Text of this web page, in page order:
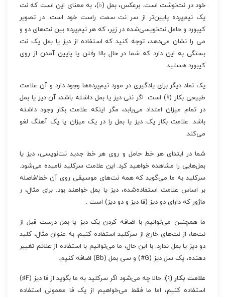
خود در نت‌نوشت است. برعکس، بمل (♭)، به معنای این است که نت
یک نیم‌پرده پایین‌تر از سر نت سمت راست خود است. در تصویر
کیبورد و حامل نت‌نویسی‌شده در زیر، که هر نیم‌پرده بین نت‌های دو و
می را نشان می‌دهد، توجه کنید که استفاده از دیز یا بمل یک نت
بستگی به این دارد که شما در حال بالا رفتن یا پایین آمدن از روی
کیبورد هستید.
یک نماد دیگر برای یادگیری در مورد نیم‌پرده‌ها وجود دارد و آن علامت
طبیعی بکار (♮) است. اگر نتی دیز یا بمل داشته باشد، آن دیز یا بمل
در تمام میزان امتداد می‌یابد، مگر اینکه علامت بکار وجود داشته
باشد. علامت بکار یک دیز یا بمل را در یک میزان یا یک آهنگ لغو
می‌کند.
شما در ابتدای هر خط حامل و روی هر خط جدید نت‌نویسی، دیز یا
بمل‌هایی را مشاهده خواهید کرد. این علامت سرکلید نامیده می‌شود.
سرکلید به ما می‌گوید که همه نت‌های موسیقی روی آن خط/فاصله
بر اساس علامت استفاده‌شده، دیز یا بمل خواهند بود. برای مثال، ر
ماژور که دارای دو دیز (فا دیز و دو دیز) است .
ما همچنین می‌توانیم با اضافه کردن یک دیز یا بمل درست قبل از
نت‌ها، از نت‌های خارج از سرکلید استفاده کنیم. به عنوان مثال، کلید
دو دیز یا بمل ندارد. با این حال، ما می‌توانیم با استفاده از علائم تغییر
دهنده، یک سل دیز (G#) و سی بمل (Bb) اضافه کنیم.
علامت بکار (♮):
حالا چه می‌شود اگر سرکلید به ما بگوید از فا دیز (F♯)
استفاده کنیم، اما ما فقط می‌خواهیم از یک فا معمولی استفاده